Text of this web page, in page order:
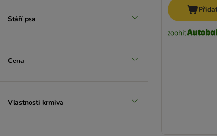
Stáří psa
Cena
Vlastnosti krmiva